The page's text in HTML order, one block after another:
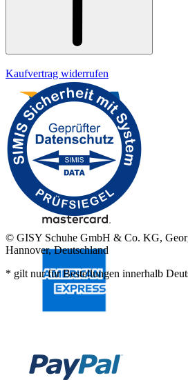
Kaufvertrag widerrufen
© GISY Schuhe GmbH & Co. KG,
Hannover, Deutschland
* gilt nur für Bestellungen innerhalb